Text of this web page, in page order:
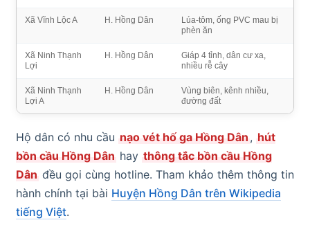
Xã Vĩnh Lộc A H. Hồng Dân
Lúa-tôm, ống PVC mau bị
phèn ăn
Xã Ninh Thạnh
Lợi
H. Hồng Dân
Giáp 4 tỉnh, dân cư xa,
nhiều rễ cây
Xã Ninh Thạnh
Lợi A
H. Hồng Dân
Vùng biên, kênh nhiều,
đường đất
Hộ dân có nhu cầu nạo vét hố ga Hồng Dân , hút
bồn cầu Hồng Dân hay thông tắc bồn cầu Hồng
Dân đều gọi cùng hotline. Tham khảo thêm thông tin
hành chính tại bài Huyện Hồng Dân trên Wikipedia
tiếng Việt.